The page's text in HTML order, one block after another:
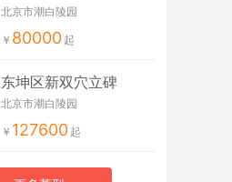
北京市潮白陵园
80000
东坤区新双穴立碑
北京市潮白陵园
127600